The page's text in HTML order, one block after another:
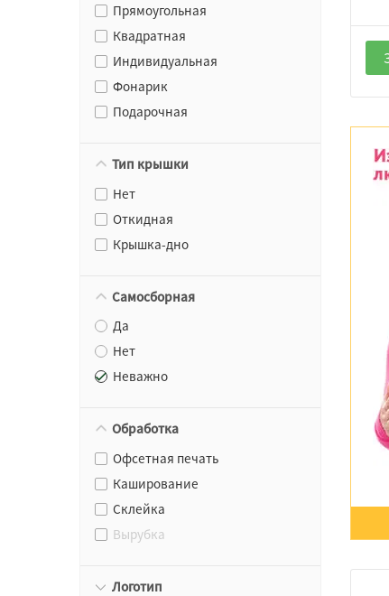
Прямоугольная
Квадратная
Индивидуальная
Фонарик
Подарочная
Тип крышки
Нет
Откидная
Крышка-дно
Самосборная
Да
Нет
Неважно
Обработка
Офсетная печать
Каширование
Склейка
Вырубка
Логотип